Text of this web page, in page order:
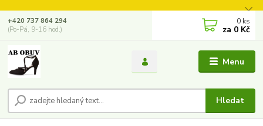
Menu
Hledat
+420 737 864 294
(Po-Pá, 9-16 hod.)
0 ks
za 0 Kč